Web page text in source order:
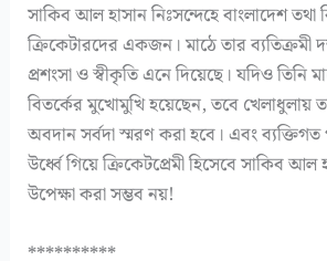
সাকিব আল হাসান নিঃসন্দেহে বাংলাদেশ তথা
ক্রিকেটারদের একজন। মাঠে তার ব্যতিক্রমী
প্রশংসা ও স্বীকৃতি এনে দিয়েছে। যদিও তিনি
বিতর্কের মুখোমুখি হয়েছেন, তবে খেলাধুলায়
অবদান সর্বদা স্মরণ করা হবে। এবং
উর্ধ্বে গিয়ে ক্রিকেটপ্রেমী হিসেবে সাকিব
উপেক্ষা করা সম্ভব নয়!
**********